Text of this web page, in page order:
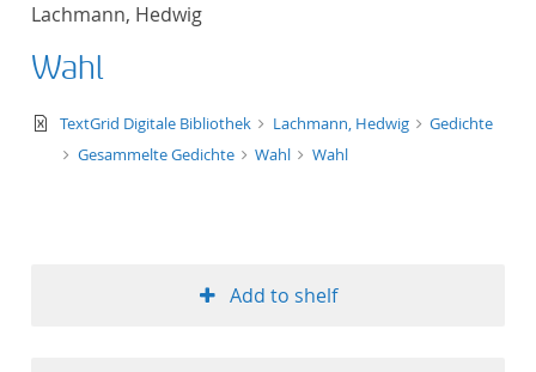
Lachmann, Hedwig
Wahl
text/xml
TextGrid Digitale Bibliothek Lachmann, Hedwig
Gedichte
Gesammelte Gedichte
Wahl Wahl
Add to shelf